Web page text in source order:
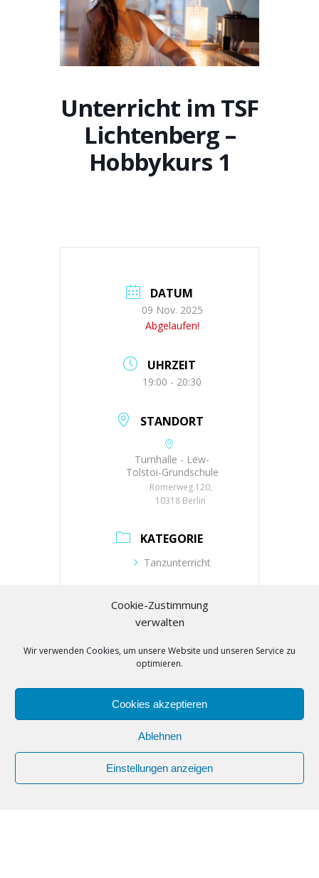
Cookie-Zustimmung
verwalten
Wir verwenden Cookies, um unsere Website und unseren Service zu
optimieren.
Cookies akzeptieren
Ablehnen
Einstellungen anzeigen
Unterricht im TSF
Lichtenberg –
Hobbykurs 1
DATUM
09 Nov. 2025
Abgelaufen!
UHRZEIT
19:00 - 20:30
STANDORT
Turnhalle - Lew-
Tolstoi-Grundschule
Römerweg 120,
10318 Berlin
KATEGORIE
Tanzunterricht
VERANSTALTER
Telefon
tanzpark-
Webseite
https://www.tanzpark-